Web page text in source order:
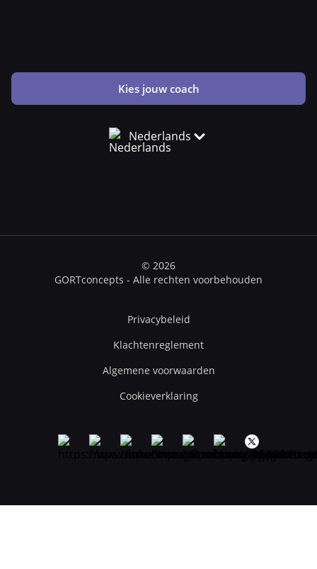
Kies jouw coach
Nederlands
© 2026
GORTconcepts - Alle rechten voorbehouden
Privacybeleid
Klachtenreglement
Algemene voorwaarden
Cookieverklaring